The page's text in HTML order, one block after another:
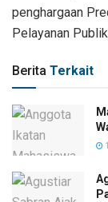
penghargaan
Pelayanan
Berita Terkait